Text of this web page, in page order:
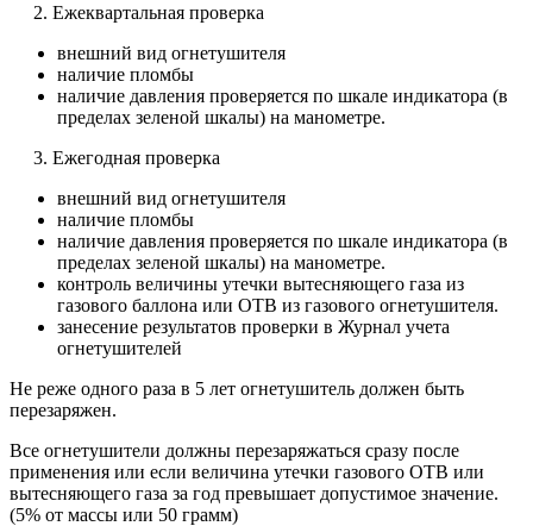
2. Ежеквартальная проверка
внешний вид огнетушителя
наличие пломбы
наличие давления проверяется по шкале индикатора (в
пределах зеленой шкалы) на манометре.
3. Ежегодная проверка
внешний вид огнетушителя
наличие пломбы
наличие давления проверяется по шкале индикатора (в
пределах зеленой шкалы) на манометре.
контроль величины утечки вытесняющего газа из
газового баллона или ОТВ из газового огнетушителя.
занесение результатов проверки в Журнал учета
огнетушителей
Не реже одного раза в 5 лет огнетушитель должен быть
перезаряжен.
Все огнетушители должны перезаряжаться сразу после
применения или если величина утечки газового ОТВ или
вытесняющего газа за год превышает допустимое значение.
(5% от массы или 50 грамм)